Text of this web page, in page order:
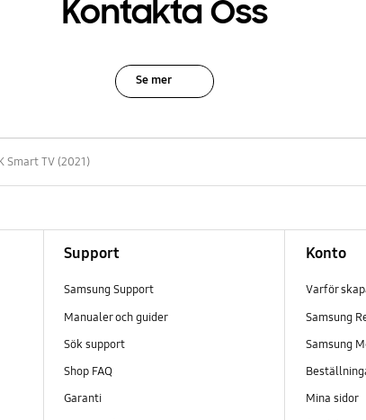
Kontakta Oss
Se mer
Smart TV (2021)
Support
Samsung Support
Manualer och guider
Sök support
Shop FAQ
Garanti
Konto
Varför
Samsung
Samsung
Mina sidor